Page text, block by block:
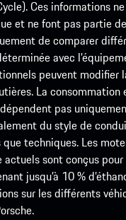
Ces informations
et ne font pas partie
de comparer
avec
peuvent modifier
La consommation
pas
du style de
techniques. Les
actuels sont conçus
jusqu’à 10 %
sur les différents